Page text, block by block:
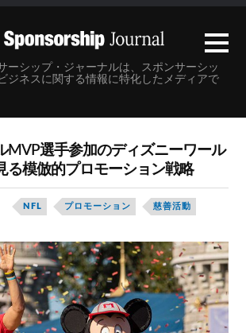
ーシップ・ジャーナルは、スポンサーシッ
ジネスに関する情報に特化したメディアで
MVP選手参加のディズニーワール
る模倣的プロモーション戦略
NFL プロモーション 慈善活動